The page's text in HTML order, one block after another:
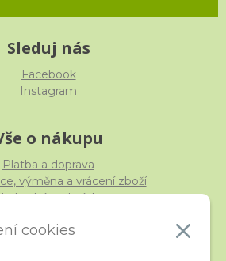
cookies
Sleduj nás
Facebook
Instagram
o nákupu
Platba a doprava
výměna a vrácení zboží
podmínky